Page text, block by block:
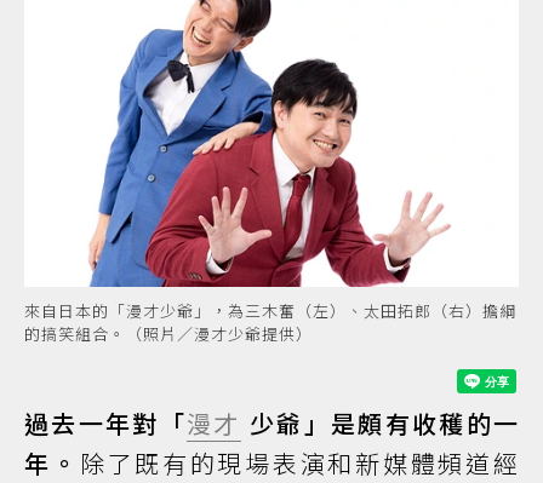
來自日本的「漫才少爺」，為三木奮（左）、太田拓郎（右）擔綱
的搞笑組合。（照片／漫才少爺提供）
過去一年對「漫才 少爺」是頗有收穫的一
年。 除了既有的現場表演和新媒體頻道經